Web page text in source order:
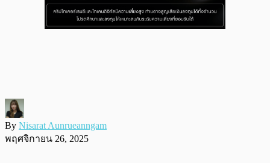
By Nisarat Aunrueanngam
พฤศจิกายน 26, 2025